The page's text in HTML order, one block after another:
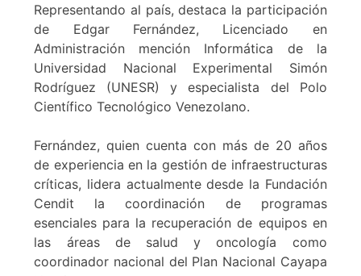
Representando al país, destaca la participación
de Edgar Fernández, Licenciado en
Administración mención Informática de la
Universidad Nacional Experimental Simón
Rodríguez (UNESR) y especialista del Polo
Científico Tecnológico Venezolano.
Fernández, quien cuenta con más de 20 años
de experiencia en la gestión de infraestructuras
críticas, lidera actualmente desde la Fundación
Cendit la coordinación de programas
esenciales para la recuperación de equipos en
las áreas de salud y oncología como
coordinador nacional del Plan Nacional Cayapa